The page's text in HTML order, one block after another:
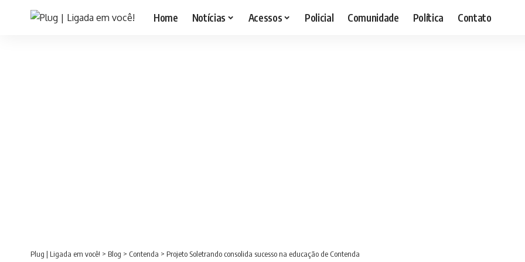
Home Notícias Acessos Policial Comunidade Política Contato
Plug | Ligada em você! > Blog > Contenda > Projeto Soletrando consolida sucesso na educação de Contenda